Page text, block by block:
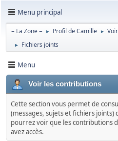
Menu principal
= La Zone = ► Profil de Camille ►
► Fichiers joints
Menu
Voir les contributions
Cette section vous permet de
(messages, sujets et fichiers joints)
pourrez voir que les contributions
avez accès.